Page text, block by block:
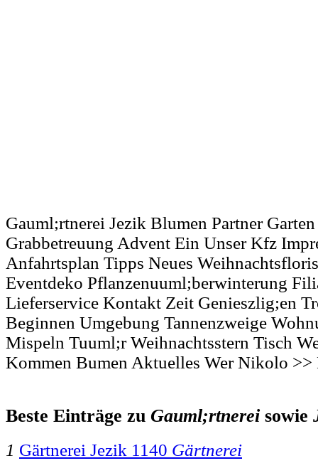
Gauml;rtnerei Jezik Blumen Partner
Grabbetreuung Advent Ein Unser Kfz
Anfahrtsplan Tipps Neues
Eventdeko Pflanzenuuml;berwinterung
Lieferservice Kontakt Zeit Genieszlig;en
Beginnen Umgebung Tannenzweige
Mispeln Tuuml;r Weihnachtsstern Tisch
Kommen Bumen Aktuelles Wer Nikolo >>
Beste Einträge zu Gauml;rtnerei sowie
1 Gärtnerei Jezik 1140 Gärtnerei